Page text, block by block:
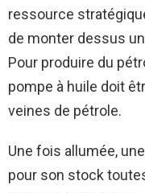
ressource
de monter dessus
Pour produire du
pompe à huile doit
veines de pétrole.
Une fois allumée,
pour son stock